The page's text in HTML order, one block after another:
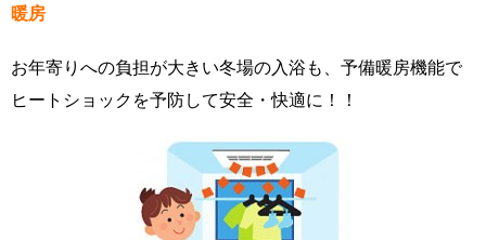
暖房
お年寄りへの負担が大きい冬場の入浴も、予備暖房機能で
ヒートショックを予防して安全・快適に！！